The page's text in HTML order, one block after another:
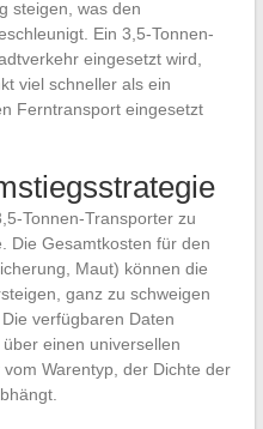
steigen, was den
Ein 3,5-Tonnen-
eingesetzt wird,
viel schneller als ein
Ferntransport eingesetzt
Tonnen-Transporter zu
Die Gesamtkosten für den
Maut) können die
ganz zu schweigen
verfügbaren Daten
einen universellen
Warentyp, der Dichte der